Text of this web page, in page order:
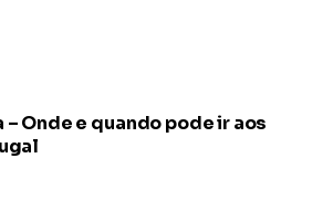
Onde e quando pode ir aos